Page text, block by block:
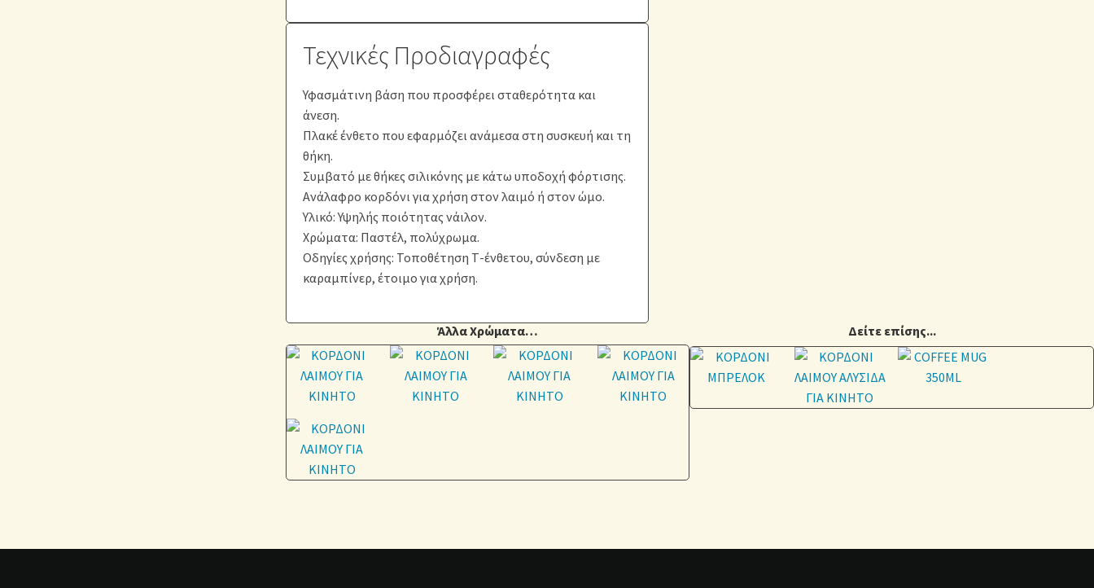
Τεχνικές Προδιαγραφές
Υφασμάτινη βάση που προσφέρει σταθερότητα και
άνεση.
Πλακέ ένθετο που εφαρμόζει ανάμεσα στη συσκευή και τη
θήκη.
Συμβατό με θήκες σιλικόνης με κάτω υποδοχή φόρτισης.
Ανάλαφρο κορδόνι για χρήση στον λαιμό ή στον ώμο.
Υλικό: Υψηλής ποιότητας νάιλον.
Χρώματα: Παστέλ, πολύχρωμα.
Οδηγίες χρήσης: Τοποθέτηση Τ-ένθετου, σύνδεση με
καραμπίνερ, έτοιμο για χρήση.
Άλλα Χρώματα… Δείτε επίσης...